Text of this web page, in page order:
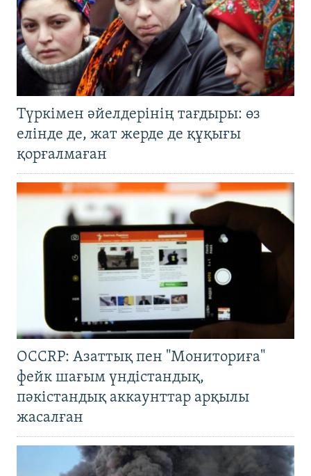
Түркімен әйелдерінің тағдыры: өз
елінде де, жат жерде де құқығы
қорғалмаған
OCCRP: Азаттық пен "Мониториға"
фейк шағым үндістандық,
пәкістандық аккаунттар арқылы
жасалған